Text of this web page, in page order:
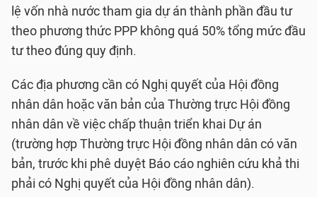
lệ vốn nhà nước tham gia dự án thành phần đầu tư
theo phương thức PPP không quá 50% tổng mức đầu
tư theo đúng quy định.
Các địa phương cần có Nghị quyết của Hội đồng
nhân dân hoặc văn bản của Thường trực Hội đồng
nhân dân về việc chấp thuận triển khai Dự án
(trường hợp Thường trực Hội đồng nhân dân có văn
bản, trước khi phê duyệt Báo cáo nghiên cứu khả thi
phải có Nghị quyết của Hội đồng nhân dân).